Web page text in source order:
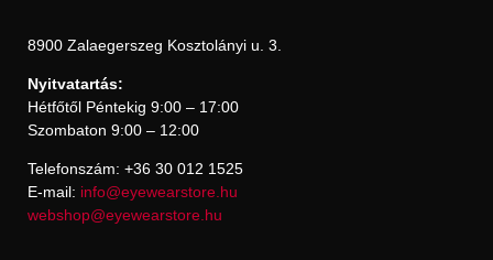
8900 Zalaegerszeg Kosztolányi u. 3.
Nyitvatartás:
Hétfőtől Péntekig 9:00 – 17:00
Szombaton 9:00 – 12:00
Telefonszám: +36 30 012 1525
E-mail: info@eyewearstore.hu
webshop@eyewearstore.hu